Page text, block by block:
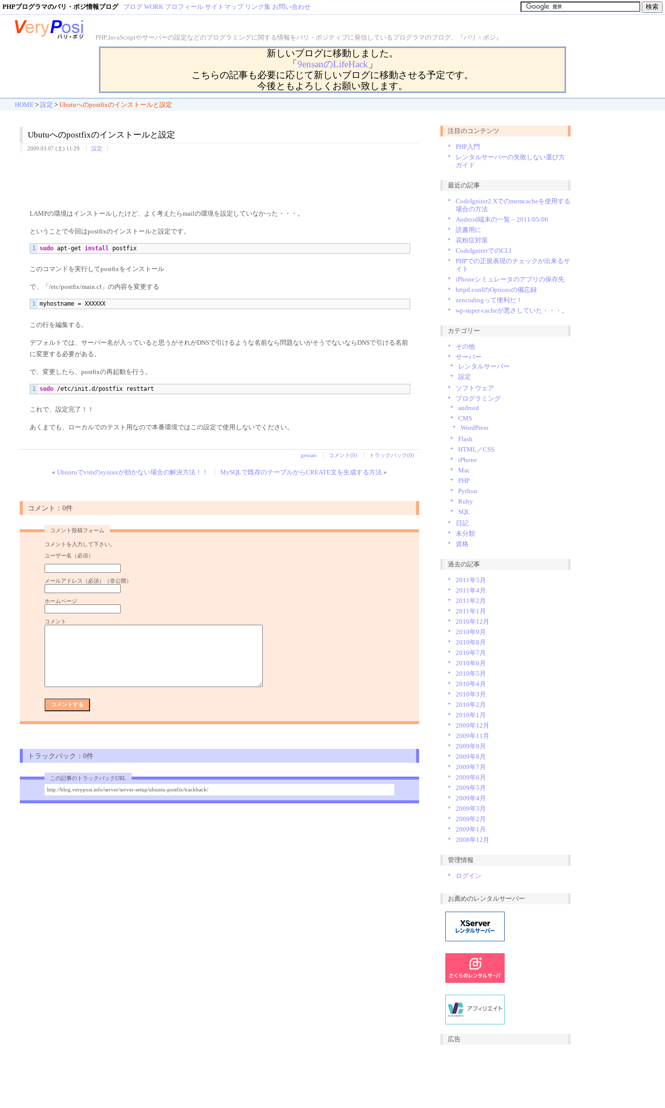
PHPプログラマのバリ・ポジ情報ブログ ブログ WORK プロフィール サイトマップ リンク集 お問い合わせ
PHP,JavaScriptやサーバーの設定などのプログラミングに関する情報をバリ・ポジティブに発信しているプログラマのブログ、『バリ・ポジ』
新しいブログに移動しました。
「 9ensanのLifeHack 」
こちらの記事も必要に応じて新しいブログに移動させる予定です。
今後ともよろしくお願い致します。
HOME > 設定 > Ubutuへのpostfixのインストールと設定
Ubutuへのpostfixのインストールと設定
2009.03.07 (土) 11:29 設定
LAMPの環境はインストールしたけど、よく考えたらmailの環境を設定していなかった・・・。
ということで今回はpostfixのインストールと設定です。
sudo apt-get install postfix
このコマンドを実行してpostfixをインストール
で、「/etc/postfix/main.cf」の内容を変更する
myhostname = XXXXXX
この行を編集する。
デフォルトでは、サーバー名が入っていると思うがそれがDNSで引けるような名前なら問題ないがそうでないならDNSで引ける名前
に変更する必要がある。
で、変更したら、postfixの再起動を行う。
sudo /etc/init.d/postfix resttart
これで、設定完了！！
あくまでも、ローカルでのテスト用なので本番環境ではこの設定で使用しないでください。
gensan コメント(0) トラックバック(0)
« Ubuntuでvimのsyntaxが効かない場合の解決方法！！ MySQLで既存のテーブルからCREATE文を生成する方法 »
コメント：0件
コメント投稿フォーム
コメントを入力して下さい。
ユーザー名（必須）
メールアドレス（必須）（非公開）
ホームページ
コメント
トラックバック：0件
この記事のトラックバックURL
http://blog.veryposi.info/server/server-setup/ubuntu-postfix/trackback/
注目のコンテンツ
PHP入門
レンタルサーバーの失敗しない選び方
ガイド
最近の記事
CodeIgniter2.Xでのmemcacheを使用する
場合の方法
Android端末の一覧 – 2011/05/06
読書用に
花粉症対策
CodeIgniterでのCLI
PHPでの正規表現のチェックが出来るサ
イト
iPhoneシミュレータのアプリの保存先
httpd.confのOptionsの備忘録
zencodingって便利だ！
wp-super-cacheが悪さしていた・・・。
カテゴリー
その他
サーバー
レンタルサーバー
設定
ソフトウェア
プログラミング
android
CMS
WordPress
Flash
HTML／CSS
iPhone
Mac
PHP
Python
Ruby
SQL
日記
未分類
資格
過去の記事
2011年5月
2011年4月
2011年2月
2011年1月
2010年12月
2010年9月
2010年8月
2010年7月
2010年6月
2010年5月
2010年4月
2010年3月
2010年2月
2010年1月
2009年12月
2009年11月
2009年9月
2009年8月
2009年7月
2009年6月
2009年5月
2009年4月
2009年3月
2009年2月
2009年1月
2008年12月
管理情報
ログイン
お薦めのレンタルサーバー
広告